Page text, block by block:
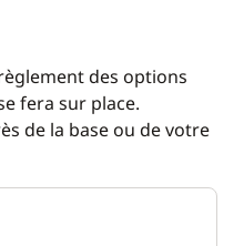
des options
fera sur place.
de la base ou de votre